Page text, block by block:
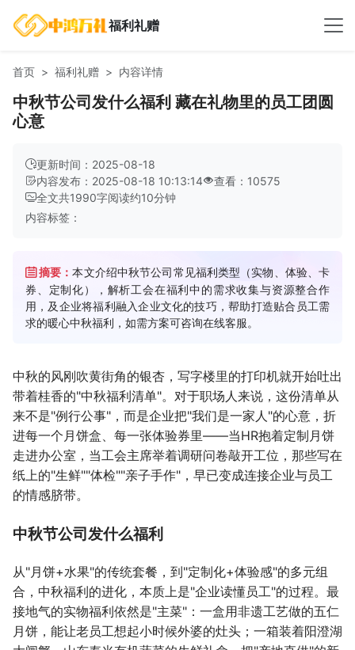
福利礼赠
首页 福利礼赠 内容详情
中秋节公司发什么福利 藏在礼物里的员工团圆
心意
更新时间：2025-08-18
内容发布：2025-08-18 10:13:14
查看：10575
全文共1990字阅读约10分钟
内容标签：
摘要：本文介绍中秋节公司常见福利类型（实物、体验、卡
券、定制化），解析工会在福利中的需求收集与资源整合作
用，及企业将福利融入企业文化的技巧，帮助打造贴合员工需
求的暖心中秋福利，如需方案可咨询在线客服。
中秋的风刚吹黄街角的银杏，写字楼里的打印机就开始吐出
带着桂香的"中秋福利清单"。对于职场人来说，这份清单从
来不是"例行公事"，而是企业把"我们是一家人"的心意，折
进每一个月饼盒、每一张体验券里——当HR抱着定制月饼
走进办公室，当工会主席举着调研问卷敲开工位，那些写在
纸上的"生鲜""体检""亲子手作"，早已变成连接企业与员工
的情感脐带。
中秋节公司发什么福利
从"月饼+水果"的传统套餐，到"定制化+体验感"的多元组
合，中秋福利的进化，本质上是"企业读懂员工"的过程。最
接地气的实物福利依然是"主菜"：一盒用非遗工艺做的五仁
月饼，能让老员工想起小时候外婆的灶头；一箱装着阳澄湖